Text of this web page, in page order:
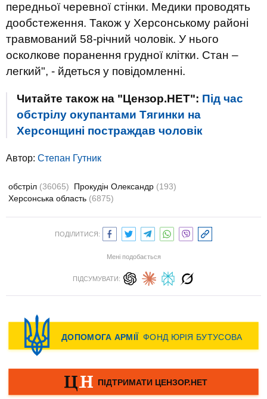
передньої черевної стінки. Медики проводять
дообстеження. Також у Херсонському районі
травмований 58-річний чоловік. У нього
осколкове поранення грудної клітки. Стан –
легкий", - йдеться у повідомленні.
Читайте також на "Цензор.НЕТ": Під час
обстрілу окупантами Тягинки на
Херсонщині постраждав чоловік
Автор: Степан Гутник
обстріл (36065) Прокудін Олександр (193)
Херсонська область (6875)
ПОДІЛИТИСЯ:
Мені подобається
ПІДСУМУВАТИ: